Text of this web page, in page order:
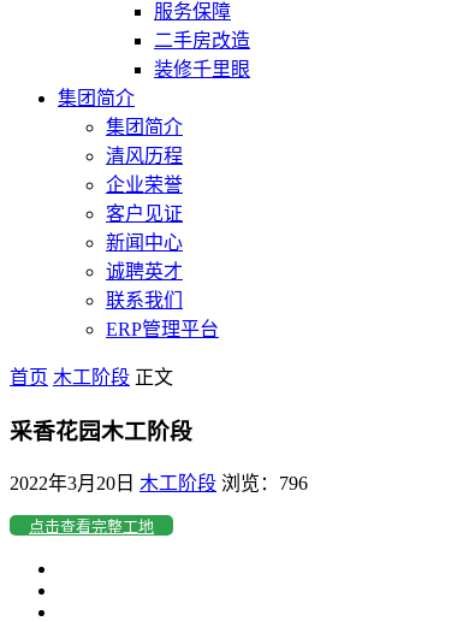
服务保障
二手房改造
装修千里眼
集团简介
集团简介
清风历程
企业荣誉
客户见证
新闻中心
诚聘英才
联系我们
ERP管理平台
首页 木工阶段 正文
采香花园木工阶段
2022年3月20日 木工阶段 浏览：796
点击查看完整工地